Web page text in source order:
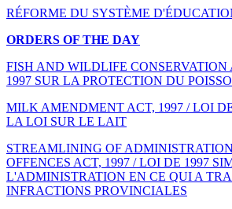
RÉFORME DU SYSTÈME
ORDERS OF THE DAY
FISH AND WILDLIFE CONSERVATION
1997 SUR LA PROTECTION DU
MILK AMENDMENT ACT, 1997 / LOI
LA LOI SUR LE LAIT
STREAMLINING OF
OFFENCES ACT, 1997 / LOI DE 1997
L'ADMINISTRATION EN CE QUI A
INFRACTIONS PROVINCIALES